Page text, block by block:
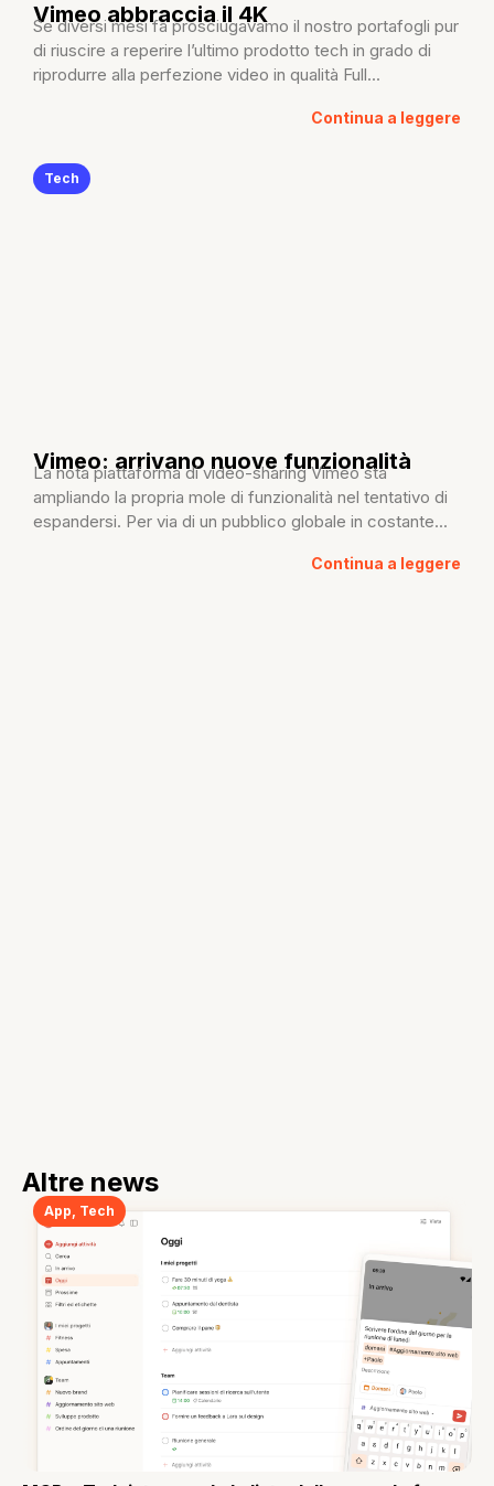
Vimeo abbraccia il 4K
Se diversi mesi fa prosciugavamo il nostro portafogli pur
di riuscire a reperire l’ultimo prodotto tech in grado di
riprodurre alla perfezione video in qualità Full...
Continua a leggere
Tech
Vimeo: arrivano nuove funzionalità
La nota piattaforma di video-sharing Vimeo sta
ampliando la propria mole di funzionalità nel tentativo di
espandersi. Per via di un pubblico globale in costante...
Continua a leggere
Altre news
App Tech